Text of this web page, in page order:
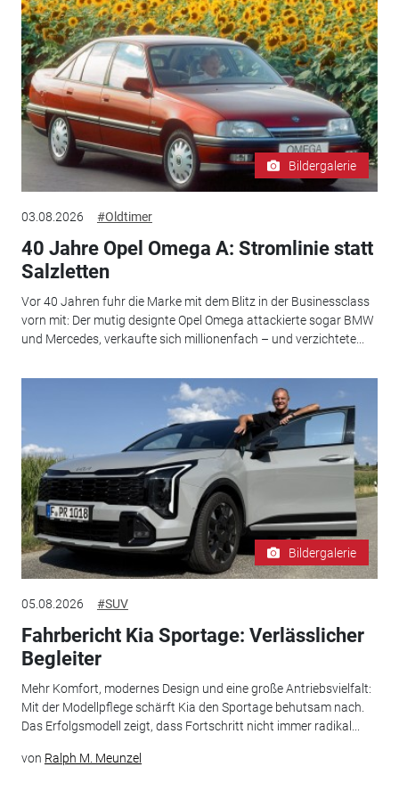
Bildergalerie
03.08.2026 #Oldtimer
40 Jahre Opel Omega A: Stromlinie statt
Salzletten
Vor 40 Jahren fuhr die Marke mit dem Blitz in der Businessclass
vorn mit: Der mutig designte Opel Omega attackierte sogar BMW
und Mercedes, verkaufte sich millionenfach – und verzichtete...
Bildergalerie
05.08.2026 #SUV
Fahrbericht Kia Sportage: Verlässlicher
Begleiter
Mehr Komfort, modernes Design und eine große Antriebsvielfalt:
Mit der Modellpflege schärft Kia den Sportage behutsam nach.
Das Erfolgsmodell zeigt, dass Fortschritt nicht immer radikal...
von Ralph M. Meunzel